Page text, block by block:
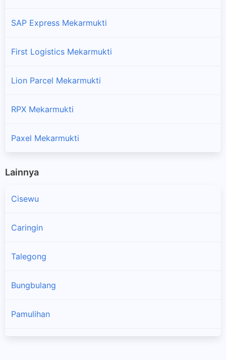
SAP Express Mekarmukti
First Logistics Mekarmukti
Lion Parcel Mekarmukti
RPX Mekarmukti
Paxel Mekarmukti
Lainnya
Cisewu
Caringin
Talegong
Bungbulang
Pamulihan